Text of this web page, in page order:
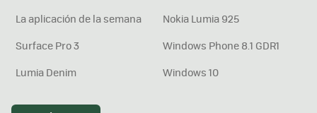
La aplicación de la semana
Nokia Lumia 925
Surface Pro 3
Windows Phone 8.1 GDR1
Lumia Denim
Windows 10